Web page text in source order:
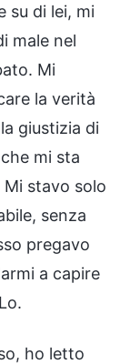
su di lei, mi
male nel
Mi
la verità
giustizia di
mi sta
Mi stavo solo
senza
pregavo
a capire
ho letto